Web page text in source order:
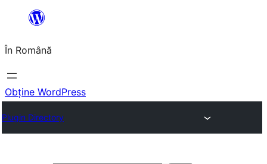
conținut
În Română
Obține WordPress
Plugin Directory